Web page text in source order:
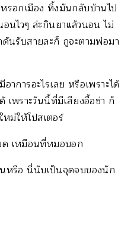
รอกเมือง ทิ้งมันกลับบ้านไป
นไวๆ ล่ะกินยาแล้วนอน ไม่
ดันรับสายละก็ กูจะตามพ่อมา
าการอะไรเลย หรือเพราะได้
เพราะวันนี้ที่มีเสียงอื้อซ่า ก็
หม่ให้โปสเตอร์
ด เหมือนที่หมอบอก
นหรือ นี่นับเป็นจุดจบของนัก